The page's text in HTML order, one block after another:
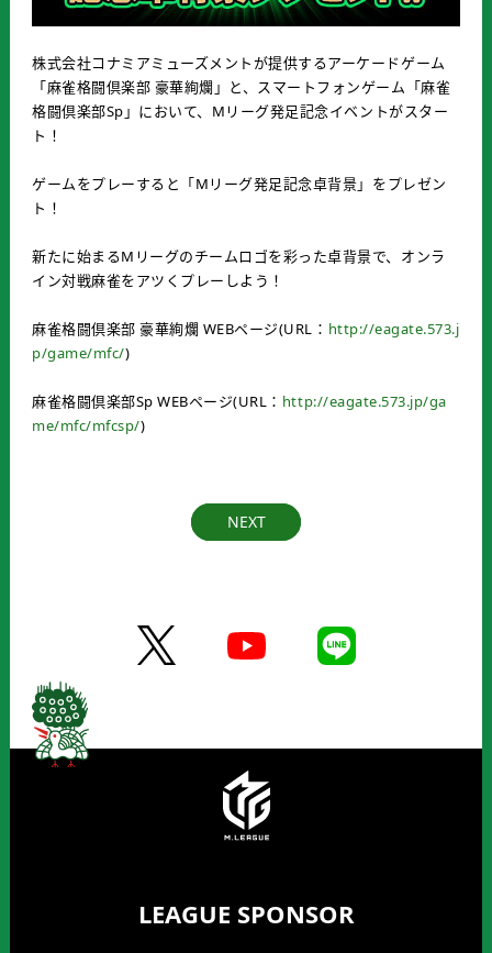
株式会社コナミアミューズメントが提供するアーケードゲーム
「麻雀格闘倶楽部 豪華絢爛」と、スマートフォンゲーム「麻雀
格闘倶楽部Sp 」において、 Mリーグ発足記念イベントがスター
ト！
ゲームをプレーすると「Mリーグ発足記念卓背景」をプレゼン
ト！
新たに始まるM リーグのチームロゴを彩った卓背景で、オンラ
イン対戦麻雀をアツくプレーしよう！
麻雀格闘倶楽部 豪華絢爛 WEBページ(URL ： http://eagate.573.j
p/game/mfc/)
麻雀格闘倶楽部Sp WEBページ(URL ： http://eagate.573.jp/ga
me/mfc/mfcsp/)
NEXT
LEAGUE SPONSOR